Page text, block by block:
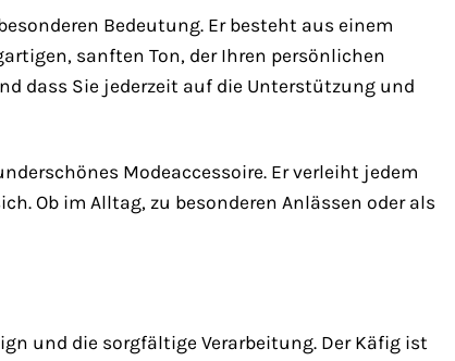
Bedeutung. Er besteht aus einem
sanften Ton, der Ihren persönlichen
dass Sie jederzeit auf die Unterstützung und
Modeaccessoire. Er verleiht jedem
Ob im Alltag, zu besonderen Anlässen oder als
und die sorgfältige Verarbeitung. Der Käfig ist